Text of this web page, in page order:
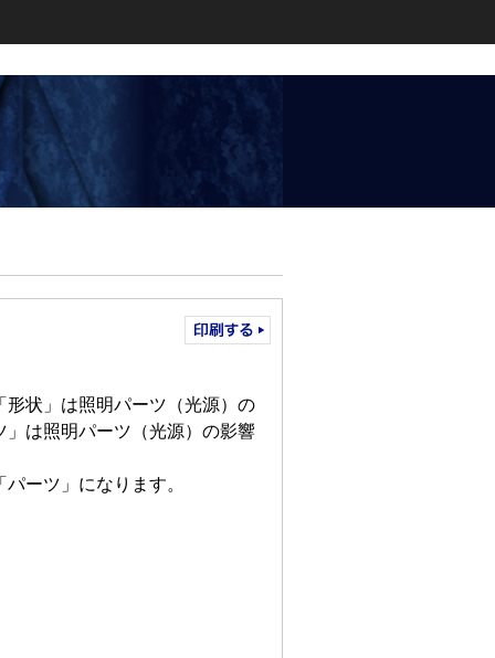
形状」は照明パーツ（光源）の
は照明パーツ（光源）の影響
ーツ」になります。